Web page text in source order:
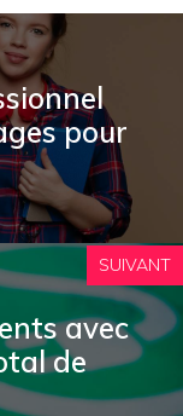
pour
SUIVANT
avec
de